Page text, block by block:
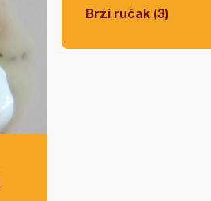
Brzi ručak (3)